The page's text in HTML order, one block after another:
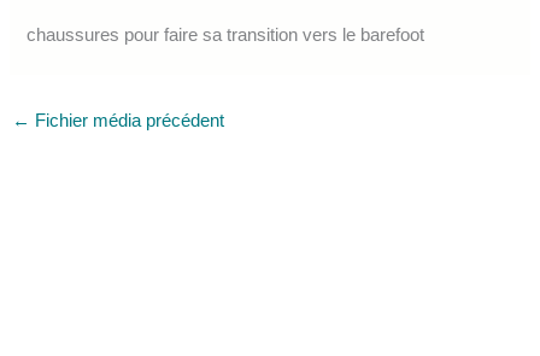
chaussures pour faire sa transition vers le barefoot
← Fichier média précédent